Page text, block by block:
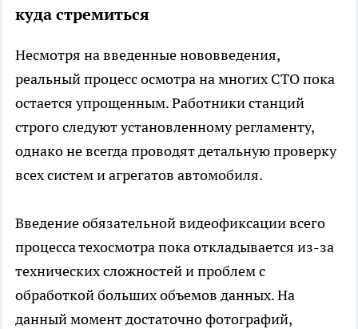
куда стремиться
Несмотря на введенные нововведения,
реальный процесс осмотра на многих СТО пока
остается упрощенным. Работники станций
строго следуют установленному регламенту,
однако не всегда проводят детальную проверку
всех систем и агрегатов автомобиля.
Введение обязательной видеофиксации всего
процесса техосмотра пока откладывается из-за
технических сложностей и проблем с
обработкой больших объемов данных. На
данный момент достаточно фотографий,